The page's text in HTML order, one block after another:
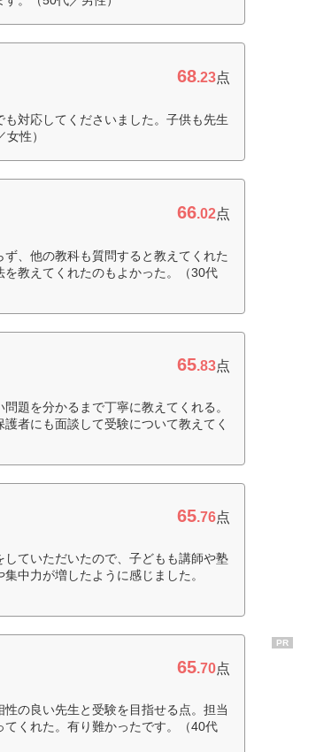
68.23点
対応してくださいました。子供も先生
性）
66.02点
、他の教科も質問すると教えてくれた
教えてくれたのもよかった。（30代
65.83点
題を分かるまで丁寧に教えてくれる。
者にも面談して受験について教えてく
65.76点
ていただいたので、子どもも講師や塾
中力が増したように感じました。
65.70点
の良い先生と受験を目指せる点。担当
くれた。有り難かったです。（40代
PR